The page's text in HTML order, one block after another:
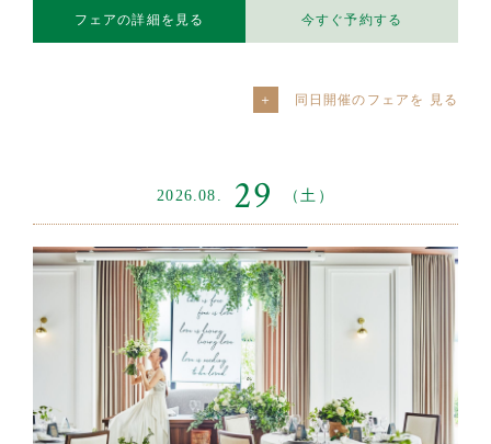
フェアの詳細を見る 今すぐ予約する
同日開催のフェアを
2026.08. 29 （土）